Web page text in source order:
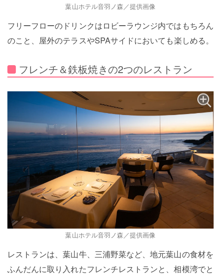
葉山ホテル音羽ノ森／提供画像
フリーフローのドリンクはロビーラウンジ内ではもちろん
のこと、屋外のテラスやSPAサイドにおいても楽しめる。
フレンチ＆鉄板焼きの2つのレストラン
葉山ホテル音羽ノ森／提供画像
レストランは、葉山牛、三浦野菜など、地元葉山の食材を
ふんだんに取り入れたフレンチレストランと、相模湾でと